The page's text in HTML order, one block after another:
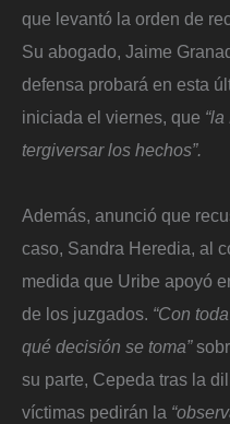
que levantó la orden de
Su abogado, Jaime
defensa probará en esta
iniciada el viernes, que
tergiversar los hechos”.
Además, anunció que
caso, Sandra Heredia, al
medida que Uribe apoyó
de los juzgados. “Con
qué decisión se toma”
su parte, Cepeda tras la
víctimas pedirán la